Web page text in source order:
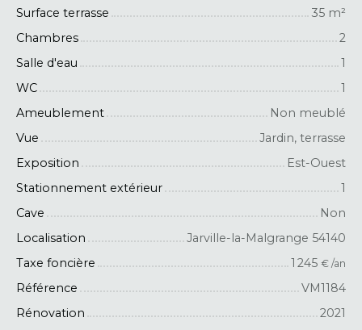
Surface terrasse 35 m²
Chambres
2
Salle d'eau
1
WC
1
Ameublement
Non meublé
Vue
Jardin, terrasse
Exposition
Est-Ouest
Stationnement extérieur
1
Cave
Non
Localisation
Jarville-la-Malgrange 54140
Taxe foncière
1 245 € /an
Référence
VM1184
Rénovation
2021